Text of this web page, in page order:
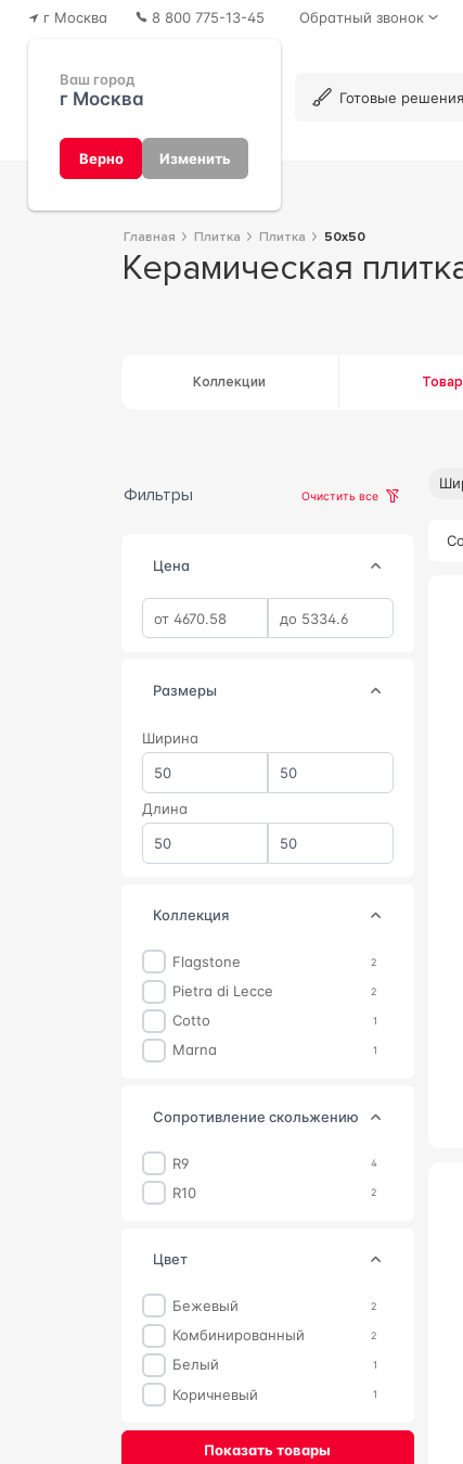
г Москва
Ваш город
г Москва
Верно Изменить
8 800 775-13-45 Обратный звонок
Готовые решения
Главная Плитка Плитка 50x50
Керамическая
Коллекции
Фильтры Очистить все
Цена
Размеры
Ширина
Длина
коллекция
Flagstone 2
Pietra di Lecce 2
Cotto 1
Marna 1
сопротивление скольжению
R9 4
R10 2
цвет
Бежевый 2
Комбинированный 2
Белый 1
Коричневый 1
Показать товары